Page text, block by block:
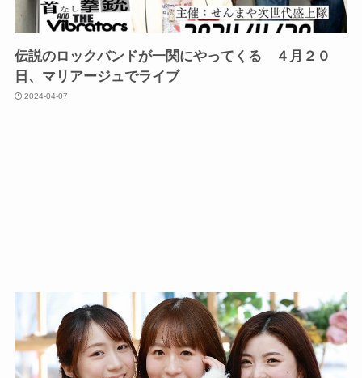
伝説のロックバンドが一関にやってくる ４月２０
日、マリアージュでライブ
2024-04-07